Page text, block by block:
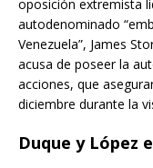
oposición extremista
autodenominado
Venezuela”, James
acusa de poseer la
acciones, que
diciembre durante la
Duque y López